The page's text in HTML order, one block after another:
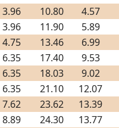
3.96 10.80
4.57
3.96 11.90
5.89
4.75 13.46
6.99
6.35 17.40
9.53
6.35 18.03
9.02
6.35 21.10
12.07
7.62 23.62
13.39
8.89 24.30
13.77